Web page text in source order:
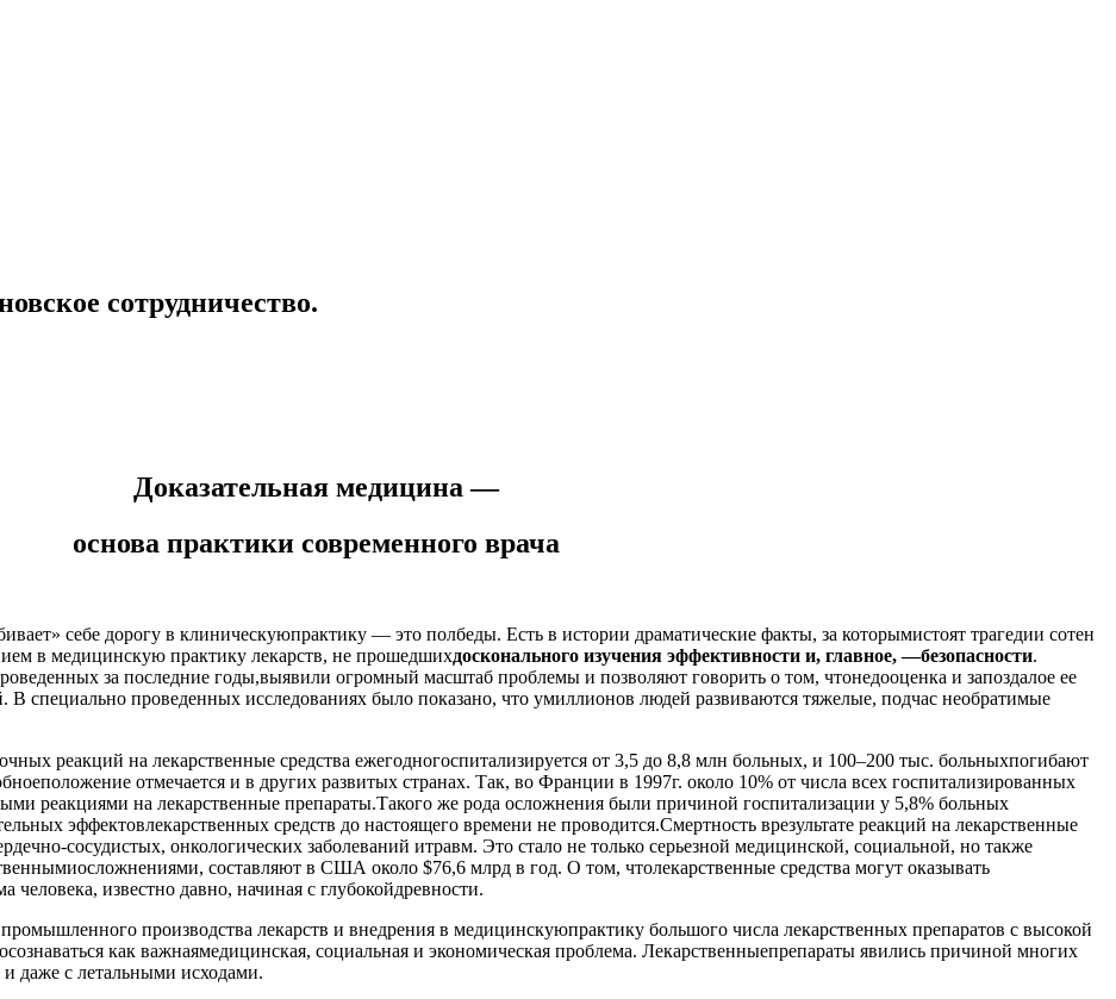
сотрудничество.
Доказательная медицина —
основа практики современного врача
себе дорогу в клиническуюпрактику — это полбеды. Есть в истории драматические факты, за которымистоят трагедии сотен
в медицинскую практику лекарств, не прошедшихдосконального изучения эффективности и, главное, —безопасности.
за последние годы,выявили огромный масштаб проблемы и позволяют говорить о том, чтонедооценка и запоздалое ее
В специально проведенных исследованиях было показано, что умиллионов людей развиваются тяжелые, подчас необратимые
реакций на лекарственные средства ежегодногоспитализируется от 3,5 дo 8,8 млн больных, и 100–200 тыс. больныхпогибают
отмечается и в других развитых странах. Так, во Франции в 1997г. около 10% от числа всех госпитализированных
реакциями на лекарственные препараты.Такого же рода осложнения были причиной госпитализации у 5,8% больных
эффектовлекарственных средств до настоящего времени не проводится.Смертность врезультате реакций на лекарственные
сосудистых, онкологических заболеваний итравм. Это стало не только серьезной медицинской, социальной, но также
составляют в США около $76,6 млрд в год. О том, чтолекарственные средства могут оказывать
известно давно, начиная с глубокойдревности.
производства лекарств и внедрения в медицинскуюпрактику большого числа лекарственных препаратов с высокой
как важнаямедицинская, социальная и экономическая проблема. Лекарственныепрепараты явились причиной многих
даже с летальными исходами.